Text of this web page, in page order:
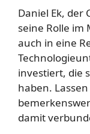
Daniel Ek, der
seine Rolle im
auch in eine
investiert, die
haben.
damit